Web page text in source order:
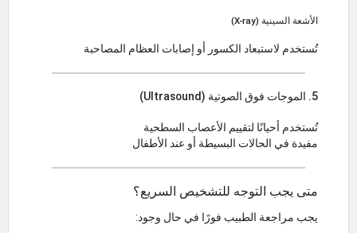
الأشعة السينية (X-ray)
تُستخدم لاستبعاد الكسور أو إصابات العظام المصاحبة
5. الموجات فوق الصوتية (Ultrasound)
تُستخدم أحيانًا لتقييم الأعصاب السطحية
مفيدة في الحالات البسيطة أو عند الأطفال
متى يجب التوجه للتشخيص السريع؟
يجب مراجعة الطبيب فورًا في حال وجود: